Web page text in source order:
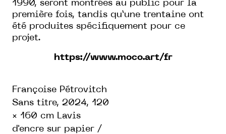
1990, seront montrées au public pour la
première fois, tandis qu’une trentaine ont
été produites spécifiquement pour ce
projet.
https://www.moco.art/fr
Françoise Pétrovitch
Sans titre, 2024, 120
× 160 cm Lavis
d'encre sur papier /